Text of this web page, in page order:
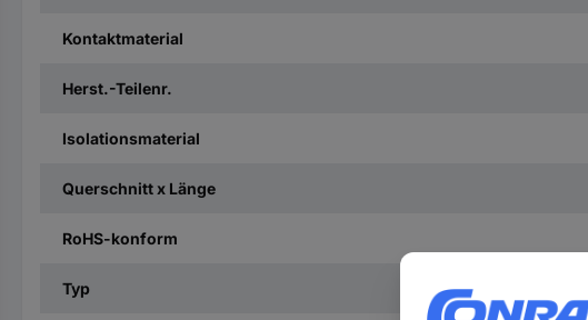
Kontaktmaterial
Herst.-Teilenr.
Isolationsmaterial
Querschnitt x Länge
RoHS-konform
Typ